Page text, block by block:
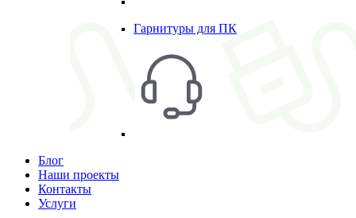
Гарнитуры для ПК
Блог
Наши проекты
Контакты
Услуги